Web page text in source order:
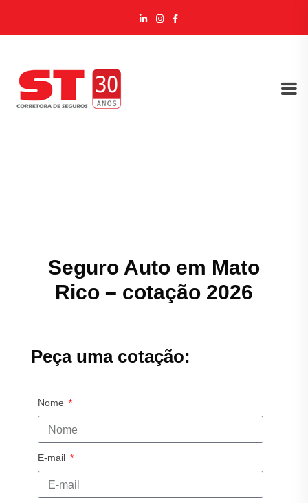
Seguro Auto em Mato
Rico – cotação 2026
Peça uma cotação:
Nome
E-mail